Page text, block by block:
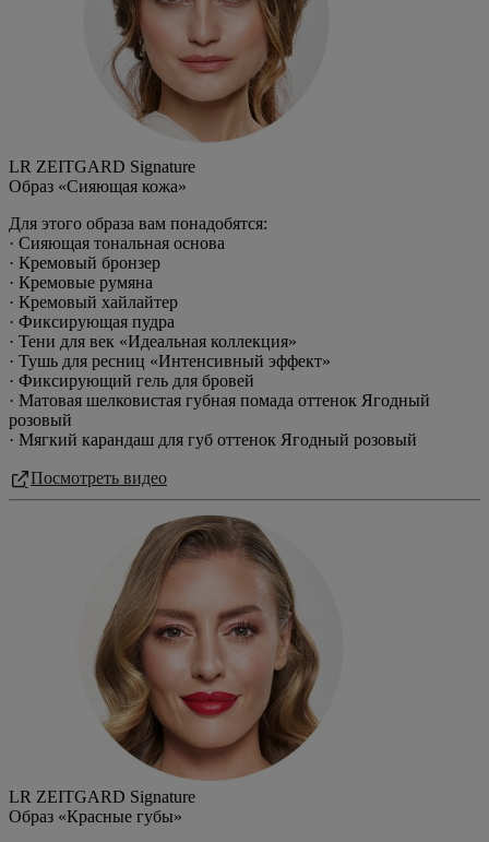
LR ZEITGARD Signature
Образ «Сияющая кожа»
Для этого образа вам понадобятся:
· Сияющая тональная основа
· Кремовый бронзер
· Кремовые румяна
· Кремовый хайлайтер
· Фиксирующая пудра
· Тени для век «Идеальная коллекция»
· Тушь для ресниц «Интенсивный эффект»
· Фиксирующий гель для бровей
· Матовая шелковистая губная помада оттенок Ягодный
розовый
· Мягкий карандаш для губ оттенок Ягодный розовый
Посмотреть видео
LR ZEITGARD Signature
Образ «Красные губы»